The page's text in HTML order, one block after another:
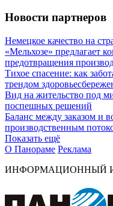
Новости партнеров
Немецкое качество на
«Мельхозе» предлагает
предотвращения
Тихое спасение: как
трендом
Вид на жительство под
поспешных решений
Баланс между заказом и
производственным
Показать ещё
О Панораме Реклама
ИНФОРМАЦИОННЫЙ